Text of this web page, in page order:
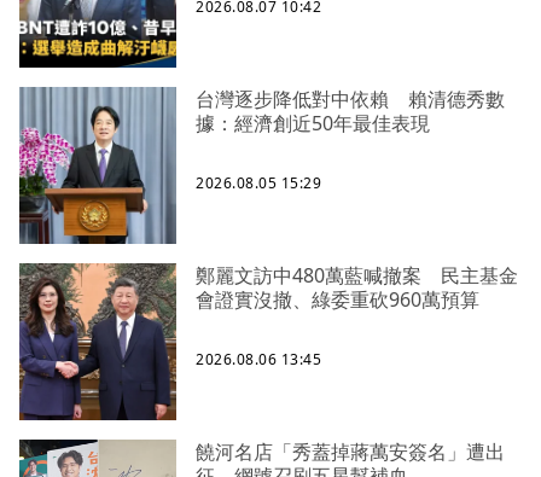
2026.08.07 10:42
台灣逐步降低對中依賴 賴清德秀數
據：經濟創近50年最佳表現
2026.08.05 15:29
鄭麗文訪中480萬藍喊撤案 民主基金
會證實沒撤、綠委重砍960萬預算
2026.08.06 13:45
饒河名店「秀蓋掉蔣萬安簽名」遭出